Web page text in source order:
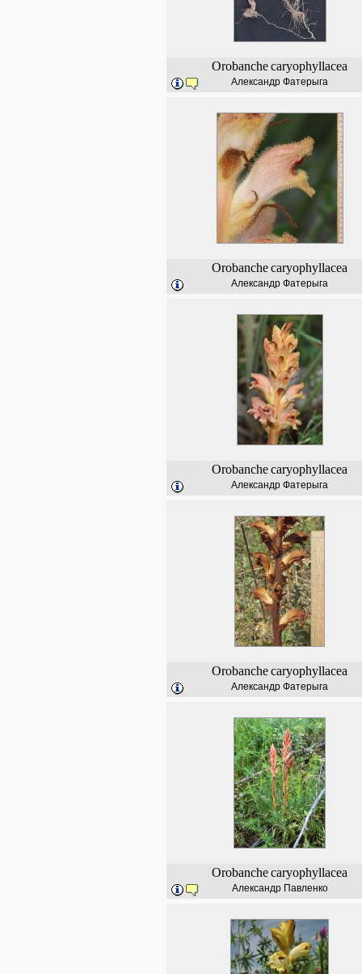
Orobanchecaryophyllacea
Александр Фатерыга
Orobanchecaryophyllacea
Александр Фатерыга
Orobanchecaryophyllacea
Александр Фатерыга
Orobanchecaryophyllacea
Александр Фатерыга
Orobanchecaryophyllacea
Александр Павленко